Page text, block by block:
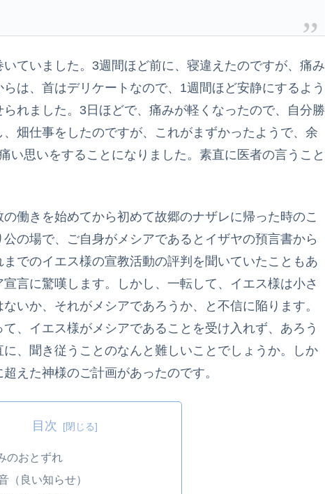
ていました。3週間ほど前に、寝違えたのですが、痛み
は、首はデリケートなので、1週間ほど安静にするよう
れました。3日ほどで、痛みが軽くなったので、自分勝
畑仕事をしたのですが、これがまずかったようで、余
い思いをすることになりました。素直に医者の言うこと
働きを始めてから初めて故郷のナザレに帰った時のこ
の場で、ご自身がメシアであるとイザヤの預言書から
でのイエス様の宣教活動の評判を聞いていたこともあ
言に驚嘆します。しかし、一転して、イエス様は小さ
いか、それがメシアであろうか、と不信に陥ります。
、イエス様がメシアであることを受け入れず、あろう
、聞き従うことのなんと難しいことでしょうか。しか
えた神様のご計画があったのです。
目次
のおとずれ
（良い知らせ）